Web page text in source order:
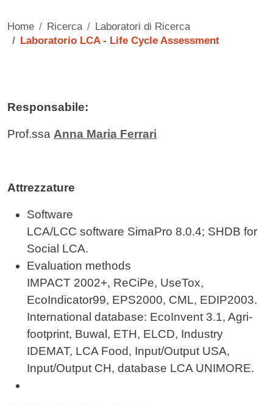
Home Ricerca
Laboratori di Ricerca
Laboratorio LCA - Life Cycle Assessment
Responsabile:
Prof.ssa Anna Maria Ferrari
Attrezzature
Software
LCA/LCC software SimaPro 8.0.4; SHDB for
Social LCA.
Evaluation methods
IMPACT 2002+, ReCiPe, UseTox,
EcoIndicator99, EPS2000, CML, EDIP2003.
International database: EcoInvent 3.1, Agri-
footprint, Buwal, ETH, ELCD, Industry
IDEMAT, LCA Food, Input/Output USA,
Input/Output CH, database LCA UNIMORE.